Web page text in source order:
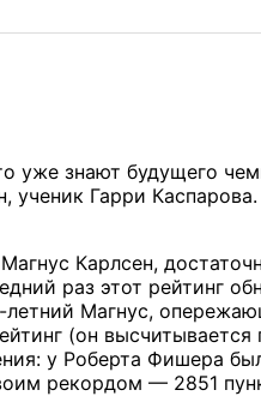
уже знают будущего
ученик Гарри Каспарова.
Карлсен,
раз этот рейтинг
летний Магнус,
(он
у Роберта Фишера
рекордом — 2851